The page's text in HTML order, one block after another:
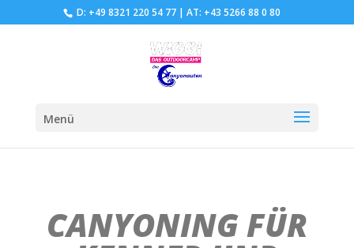
D: +49 8321 220 54 77| AT: +43 5266 88 0 80
Menü
CANYONING FÜR